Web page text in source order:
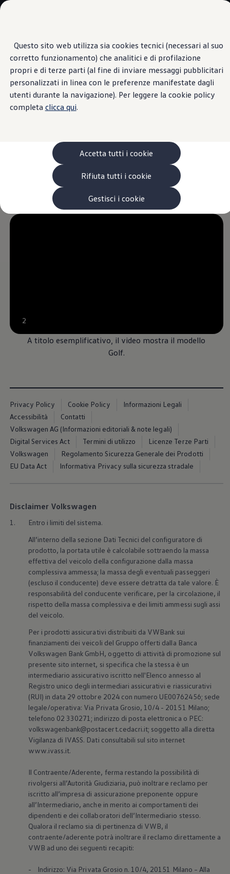
Questo sito web utilizza sia cookies tecnici (necessari al suo
corretto funzionamento) che analitici e di profilazione
propri e di terze parti (al fine di inviare messaggi pubblicitari
personalizzati in linea con le preferenze manifestate dagli
utenti durante la navigazione). Per leggere la cookie policy
completa clicca qui.
Accetta tutti i cookie
Rifiuta tutti i cookie
Gestisci i cookie
Passa ai
contenuti
principali
Passa
a
fondo
pagina
VanLife
Pick-up
Veicoli Commerciali Elettrici
Van
Modelli precedenti
Confronta i modelli
Configurazioni salvate
Volkswagen Auto
Acquista il tuo Veicolo Volkswagen
Ecoincentivi Volkswagen
5 Plus
Usato Certificato
Garanzia Usato
Assicurazioni
Clienti Business
Gamma, promozioni e servizi
Service Flotte
Safe inMotion e Capital Safe +
Allestimenti e personalizzazioni
Allestimenti chiavi in mano
Guida sui veicoli elettrici e sulle batterie
Veicoli elettrici
Soluzioni di ricarica e autonomia
Simulatore del tempo di ricarica
Simulatore dell’autonomia
Ricarica in movimento
Accessori per la ricarica
VW Connect per ID. Buzz
VW Connect per Amarok
VW Connect per Transporter e Caravelle
Aggiornamenti software
Aggiornamenti software per ID. Buzz
Car-Net e App-connect
California App
Service
Promozioni
Manutenzione e Servizi
Piani di Manutenzione
Ricambi, Oli Motore e Fluidi
Servizio Officina Mobile
Finanziamento Save&Care
Accessori
Manuale uso e Manutenzione
Servizio Mobilità
Garanzie
Informazioni utili
Mondo Volkswagen
Il Bar del Lunedì
VanLife Stories
75 anni di Bulli
Guida autonoma
ID. Buzz al World Ducati Week 2026
Contatti
Informazioni
Sistema di
riconoscimento della
stanchezza del
conducente
Tempo rimanente,
2
A titolo esemplificativo, il video mostra il modello
Golf.
Privacy Policy Cookie Policy
Informazioni Legali
Accessibilità
Contatti
Volkswagen AG (Informazioni editoriali & note legali)
Digital Services Act
Termini di utilizzo
Licenze Terze Parti
Volkswagen
Regolamento Sicurezza Generale dei Prodotti
EU Data Act
Informativa Privacy sulla sicurezza stradale
Disclaimer Volkswagen
1.
Entro i limiti del sistema.
All’interno della sezione Dati Tecnici del configuratore di
prodotto, la portata utile è calcolabile sottraendo la massa
effettiva del veicolo della configurazione dalla massa
complessiva ammessa; la massa degli eventuali passeggeri
(escluso il conducente) deve essere detratta da tale valore. È
responsabilità del conducente verificare, per la circolazione, il
rispetto della massa complessiva e dei limiti ammessi sugli assi
del veicolo.
Per i prodotti assicurativi distribuiti da VWBank sui
finanziamenti dei veicoli del Gruppo offerti dalla Banca
Volkswagen Bank GmbH, oggetto di attività di promozione sul
presente sito internet, si specifica che la stessa è un
intermediario assicurativo iscritto nell'Elenco annesso al
Registro unico degli intermediari assicurativi e riassicurativi
(RUI) in data 29 ottobre 2024 con numero UE00762456; sede
legale/operativa: Via Privata Grosio, 10/4 - 20151 Milano;
telefono 02 330271; indirizzo di posta elettronica o PEC:
volkswagenbank@postacert.cedacri.it; soggetto alla diretta
Vigilanza di IVASS. Dati consultabili sul sito internet
www.ivass.it.
Il Contraente/Aderente, ferma restando la possibilità di
rivolgersi all’Autorità Giudiziaria, può inoltrare reclamo per
iscritto all’impresa di assicurazione preponente oppure
all’Intermediario, anche in merito ai comportamenti dei
dipendenti e dei collaboratori dell’Intermediario stesso.
Qualora il reclamo sia di pertinenza di VWB, il
contraente/aderente potrà inoltrare il reclamo direttamente a
VWB ad uno dei seguenti recapiti:
- Indirizzo: Via Privata Grosio n. 10/4, 20151 Milano – Alla